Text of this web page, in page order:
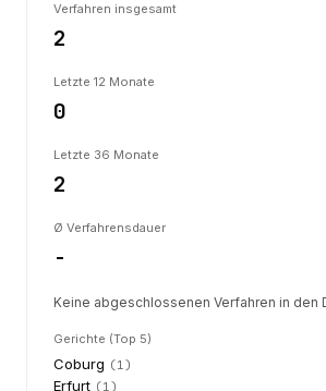
Verfahren insgesamt
2
Letzte 12 Monate
0
Letzte 36 Monate
2
Ø Verfahrensdauer
-
Keine abgeschlossenen Verfahren in den
Gerichte (Top 5)
Coburg (1)
Erfurt (1)